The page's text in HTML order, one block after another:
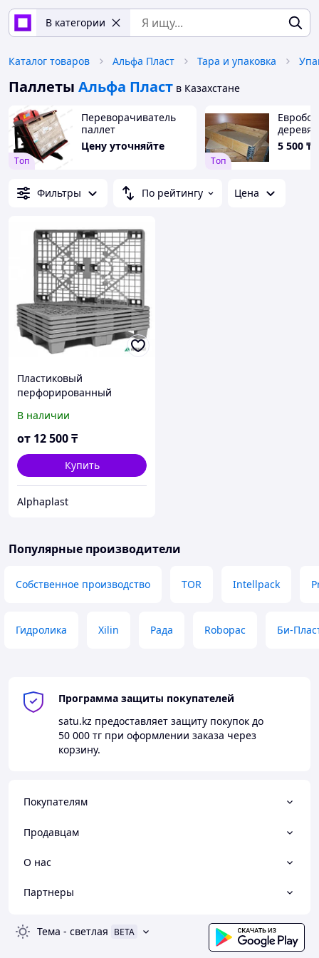
В категории
Каталог товаров Альфа Пласт Тара и упаковка
Паллеты Альфа Пласт в Казахстане
Tоп
Переворачиватель
паллет
Цену уточняйте
Tоп
5 500 ₸
Фильтры По рейтингу Цена
Пластиковый
перфорированный
белый, синий, зелёный.
Внешний размер:
В наличии
от 12 500₸
Купить
Alphaplast
Популярные производители
Собственное производство TOR Intellpack
Гидролика Xilin Рада Robopac Би-
Программа защиты покупателей
satu.kz предоставляет защиту покупок до
50 000 тг при оформлении заказа через
корзину.
Покупателям
Продавцам
О нас
Партнеры
Тема - светлая BETA